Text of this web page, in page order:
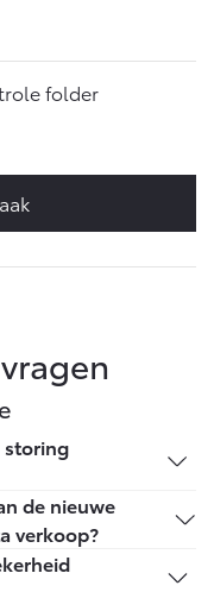
folder
storing
km kun je
brengt niets in
totale hybride
de nieuwe
verkoop?
de auto en niet op